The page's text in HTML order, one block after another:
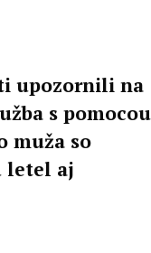
upozornili na
s pomocou
muža so
letel aj